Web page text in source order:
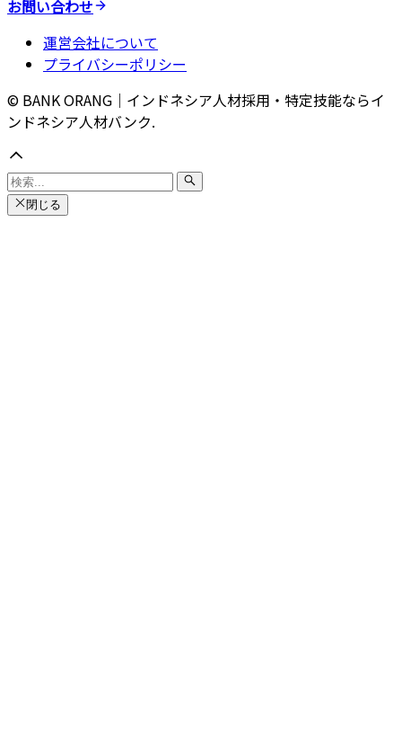
お問い合わせ
運営会社について
プライバシーポリシー
© BANK ORANG｜インドネシア人材採用・特定技能ならイ
ンドネシア人材バンク.
閉じる